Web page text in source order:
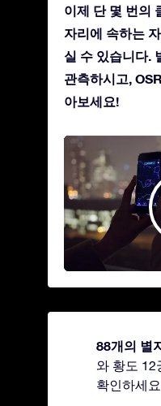
이제 단 몇 번의
자리에 속하는
실 수 있습니다.
관측하시고,
아보세요!
88개의 별
와 황도 12
확인하세